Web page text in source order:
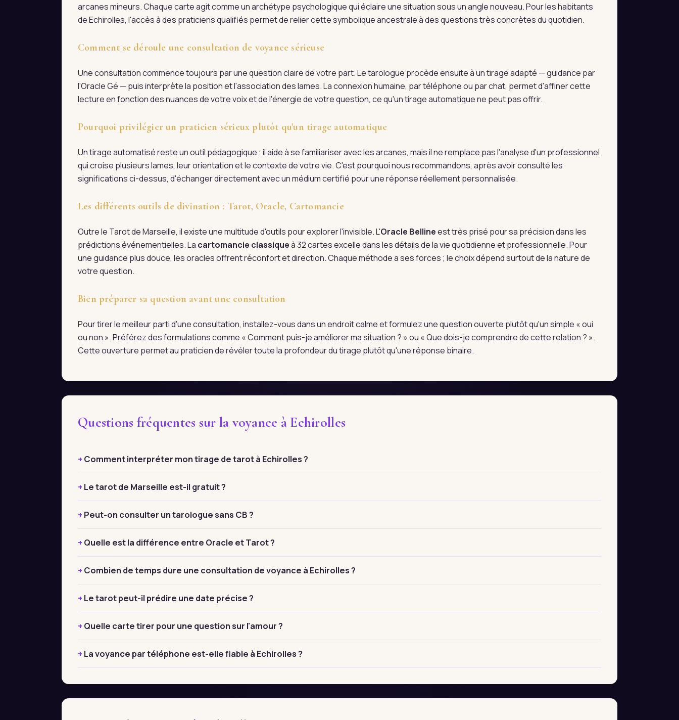
arcanes mineurs. Chaque carte agit comme un archétype psychologique qui éclaire une situation sous un angle nouveau. Pour les habitants
de Echirolles, l'accès à des praticiens qualifiés permet de relier cette symbolique ancestrale à des questions très concrètes du quotidien.
Comment se déroule une consultation de voyance sérieuse
Une consultation commence toujours par une question claire de votre part. Le tarologue procède ensuite à un tirage adapté — guidance par
l'Oracle Gé — puis interprète la position et l'association des lames. La connexion humaine, par téléphone ou par chat, permet d'affiner cette
lecture en fonction des nuances de votre voix et de l'énergie de votre question, ce qu'un tirage automatique ne peut pas offrir.
Pourquoi privilégier un praticien sérieux plutôt qu'un tirage automatique
Un tirage automatisé reste un outil pédagogique : il aide à se familiariser avec les arcanes, mais il ne remplace pas l'analyse d'un professionnel
qui croise plusieurs lames, leur orientation et le contexte de votre vie. C'est pourquoi nous recommandons, après avoir consulté les
significations ci-dessus, d'échanger directement avec un médium certifié pour une réponse réellement personnalisée.
Les différents outils de divination : Tarot, Oracle, Cartomancie
Outre le Tarot de Marseille, il existe une multitude d'outils pour explorer l'invisible. L'Oracle Bellineest très prisé pour sa précision dans les
prédictions événementielles. La cartomancie classiqueà 32 cartes excelle dans les détails de la vie quotidienne et professionnelle. Pour
une guidance plus douce, les oracles offrent réconfort et direction. Chaque méthode a ses forces ; le choix dépend surtout de la nature de
votre question.
Bien préparer sa question avant une consultation
Pour tirer le meilleur parti d'une consultation, installez-vous dans un endroit calme et formulez une question ouverte plutôt qu'un simple « oui
ou non ». Préférez des formulations comme « Comment puis-je améliorer ma situation ? » ou « Que dois-je comprendre de cette relation ? ».
Cette ouverture permet au praticien de révéler toute la profondeur du tirage plutôt qu'une réponse binaire.
Questions fréquentes sur la voyance à Echirolles
Comment interpréter mon tirage de tarot à Echirolles ?
Le tarot de Marseille est-il gratuit ?
Peut-on consulter un tarologue sans CB ?
Quelle est la différence entre Oracle et Tarot ?
Combien de temps dure une consultation de voyance à Echirolles ?
Le tarot peut-il prédire une date précise ?
Quelle carte tirer pour une question sur l'amour ?
La voyance par téléphone est-elle fiable à Echirolles ?